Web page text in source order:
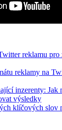
reklamu
reklamy na
inzerenty: Jak
výsledky
klíčových slov